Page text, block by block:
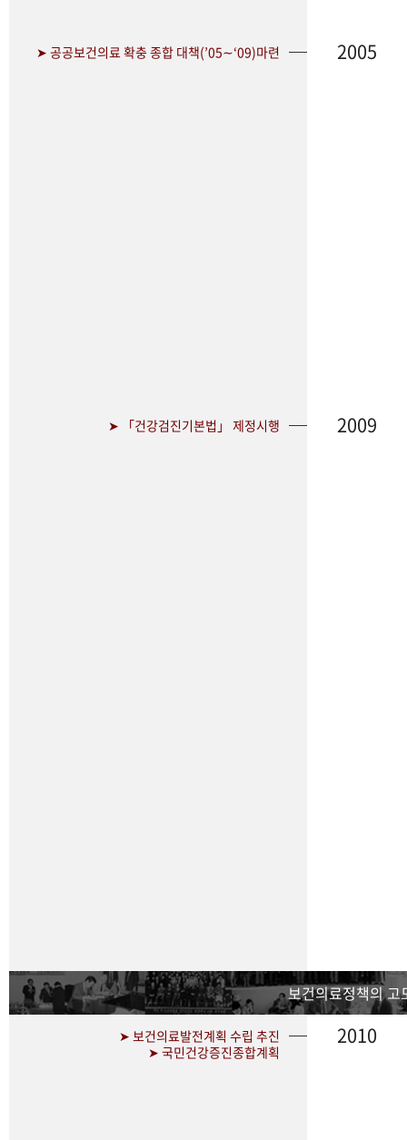
➤ 공공보건의료 확충 종합 대책(’05∼‘09)마련 2005
➤ 「건강검진기본법」 제정시행 2009
보건의료정책의 고
➤ 보건의료발전계획 수립 추진
➤ 국민건강증진종합계획
2010